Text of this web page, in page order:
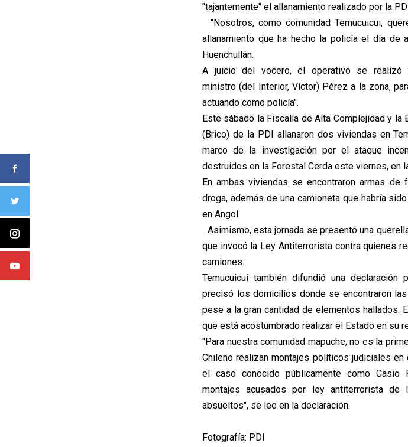
"tajantemente" el allanamiento realizado por la
"Nosotros, como comunidad Temucuicui,
allanamiento que ha hecho la policía el día de
Huenchullán.
A juicio del vocero, el operativo se realizó
ministro (del Interior, Víctor) Pérez a la zona,
actuando como policía".
Este sábado la Fiscalía de Alta Complejidad y la
(Brico) de la PDI allanaron dos viviendas en
marco de la investigación por el ataque
destruidos en la Forestal Cerda este viernes, en
En ambas viviendas se encontraron armas
droga, además de una camioneta que habría
en Angol.
Asimismo, esta jornada se presentó una
que invocó la Ley Antiterrorista contra quienes
camiones.
Temucuicui también difundió una
precisó los domicilios donde se encontraron
pese a la gran cantidad de elementos hallados.
que está acostumbrado realizar el Estado en su
"Para nuestra comunidad mapuche, no es la
Chileno realizan montajes políticos judiciales
el caso conocido públicamente como Casio
montajes acusados por ley antiterrorista de
absueltos", se lee en la declaración.
Fotografía: PDI